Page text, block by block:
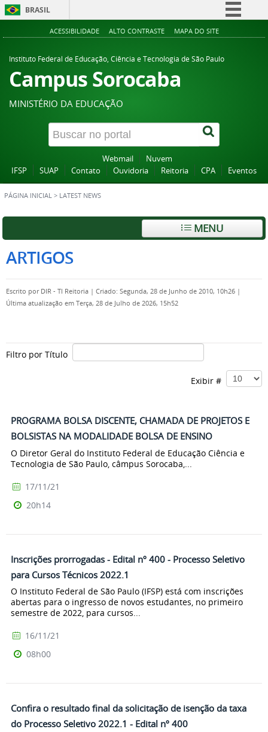
BRASIL
Simplifique!
Acesso à informação
Canais
ACESSIBILIDADE ALTO CONTRASTE MAPA DO SITE
Instituto Federal de Educação, Ciência e Tecnologia de São Paulo
Campus Sorocaba
MINISTÉRIO DA EDUCAÇÃO
Webmail
Nuvem
IFSP
SUAP Contato Ouvidoria Reitoria CPA Eventos
PÁGINA INICIAL > LATEST NEWS
MENU
ARTIGOS
Escrito por DIR - TI Reitoria | Criado: Segunda, 28 de Junho de 2010, 10h26 |
Última atualização em Terça, 28 de Julho de 2026, 15h52
Filtro por Título
Exibir #
PROGRAMA BOLSA DISCENTE, CHAMADA DE PROJETOS E
BOLSISTAS NA MODALIDADE BOLSA DE ENSINO
O Diretor Geral do Instituto Federal de Educação Ciência e
Tecnologia de São Paulo, câmpus Sorocaba,...
17/11/21
20h14
Inscrições prorrogadas - Edital nº 400 - Processo Seletivo
para Cursos Técnicos 2022.1
O Instituto Federal de São Paulo (IFSP) está com inscrições
abertas para o ingresso de novos estudantes, no primeiro
semestre de 2022, para cursos...
16/11/21
08h00
Confira o resultado final da solicitação de isenção da taxa
do Processo Seletivo 2022.1 - Edital nº 400